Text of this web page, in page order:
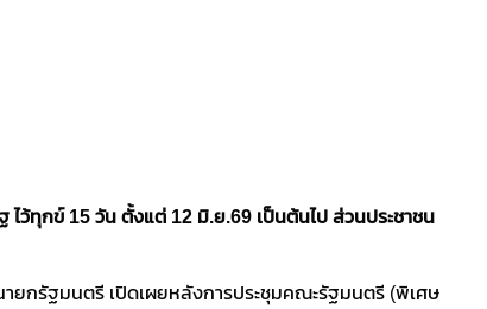
ไว้ทุกข์ 15 วัน ตั้งแต่ 12 มิ.ย.69 เป็นต้นไป ส่วนประชาชน
ายกรัฐมนตรี เปิดเผยหลังการประชุมคณะรัฐมนตรี (พิเศษ